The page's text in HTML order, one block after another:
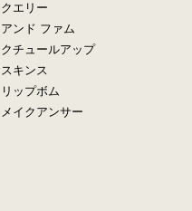
クエリー
アンド ファム
クチュールアップ
スキンス
リップボム
メイクアンサー